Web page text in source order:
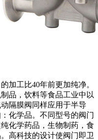
加工比40年前更加纯净。
品，饮料等食品工业中以
隔膜阀同样应用于半导
化学品。不同型号的阀门
化学药品，生物制药，食
高科技的设计使阀门即卫